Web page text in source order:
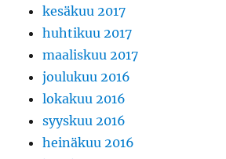
kesäkuu 2017
huhtikuu 2017
maaliskuu 2017
joulukuu 2016
lokakuu 2016
syyskuu 2016
heinäkuu 2016